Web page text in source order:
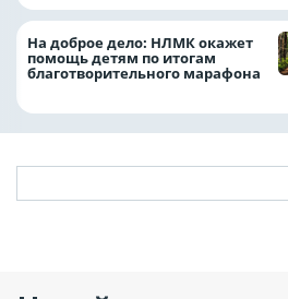
На доброе дело: НЛМК окажет
помощь детям по итогам
благотворительного марафона